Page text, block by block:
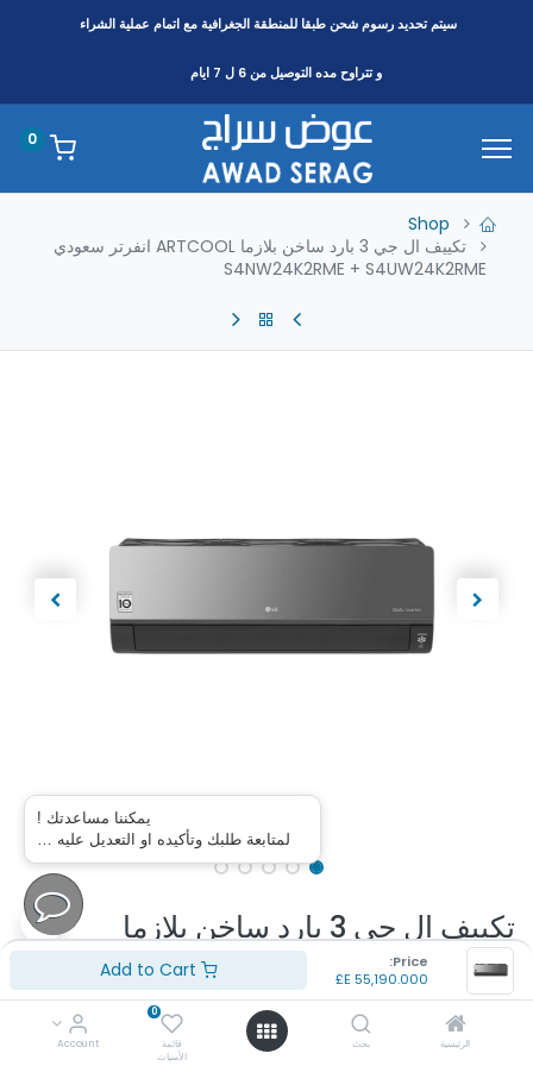
Price:
55,190.000
الرئيسية بحث
0
قائمة
الأمنيات
Account
سيتم تحديد رسوم شحن طبقا للمنطقةالجغرافية مع اتمام عملية الشراء
و تتراوح مده التوصيل من 6 ل 7 ايام
0
Shop
تكييف ال جي 3 بارد ساخن بلازما ARTCOOL انفرتر سعودي
S4NW24K2RME + S4UW24K2RME
تكييف ال جي 3 بارد ساخن بلازما
ARTCOOL انفرتر سعودي
S4NW24K2RME + S4UW24K2RME
يمكننا مساعدتك !
لمتابعة طلبك وتأكيده او التعديل عليه …